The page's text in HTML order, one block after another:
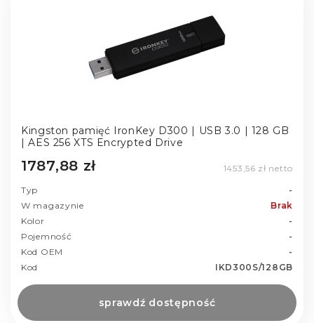
Kingston pamięć IronKey D300 | USB 3.0 | 128 GB
| AES 256 XTS Encrypted Drive
1787,88 zł 1453,56 zł netto
Typ
-
W magazynie
Brak
Kolor
-
Pojemność
-
Kod OEM
-
Kod
IKD300S/128GB
sprawdź dostępność